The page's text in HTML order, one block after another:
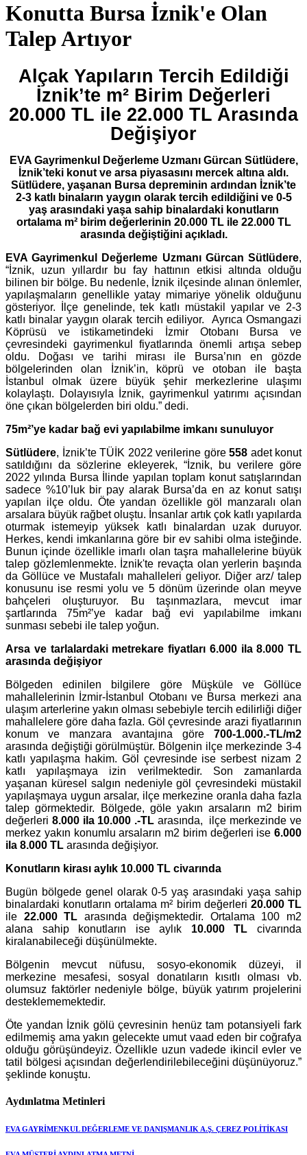
Konutta Bursa İznik'e Olan
Talep Artıyor
Alçak Yapıların Tercih Edildiği
İznik’te m² Birim Değerleri
20.000 TL ile 22.000 TL Arasında
Değişiyor
EVA Gayrimenkul
Değerleme Uzmanı Gürcan Sütlüdere,
İznik’teki konut ve arsa piyasasını mercek altına aldı.
Sütlüdere, yaşanan Bursa depreminin ardından İznik’te
2-3 katlı binaların yaygın olarak tercih edildiğini ve 0-5
yaş arasındaki yaşa sahip binalardaki konutların
ortalama m² birim değerlerinin 20.000 TL ile 22.000 TL
arasında değiştiğini açıkladı.
EVA Gayrimenkul
Değerleme Uzmanı Gürcan Sütlüdere,
“İznik, uzun yıllardır bu fay hattının etkisi altında olduğu
bilinen bir bölge. Bu nedenle, İznik ilçesinde alınan önlemler,
yapılaşmaların genellikle yatay mimariye yönelik olduğunu
gösteriyor. İlçe genelinde, tek katlı müstakil yapılar ve 2-3
katlı binalar yaygın olarak tercih ediliyor.
Ayrıca Osmangazi
Köprüsü ve istikametindeki İzmir Otobanı Bursa ve
çevresindeki gayrimenkul fiyatlarında önemli artışa sebep
oldu. Doğası ve tarihi mirası ile Bursa’nın en gözde
bölgelerinden olan İznik’in, köprü ve otoban ile başta
İstanbul olmak üzere büyük şehir merkezlerine ulaşımı
kolaylaştı. Dolayısıyla İznik, gayrimenkul yatırımı açısından
öne çıkan bölgelerden biri oldu.” dedi.
75m²’ye kadar bağ evi yapılabilme imkanı sunuluyor
Sütlüdere, İznik’te TÜİK 2022 verilerine göre 558 adet konut
satıldığını da sözlerine ekleyerek, “İznik, bu verilere göre
2022 yılında Bursa İlinde yapılan toplam konut satışlarından
sadece %10’luk bir pay alarak Bursa’da en az konut satışı
yapılan ilçe oldu. Öte yandan özellikle göl manzaralı olan
arsalara büyük rağbet oluştu. İnsanlar artık çok katlı yapılarda
oturmak istemeyip yüksek katlı binalardan uzak duruyor.
Herkes, kendi imkanlarına göre bir ev sahibi olma isteğinde.
Bunun içinde özellikle imarlı olan taşra mahallelerine büyük
talep gözlemlenmekte. İznik'te revaçta olan yerlerin başında
da Göllüce ve Mustafalı mahalleleri geliyor. Diğer arz/ talep
konusunu ise resmi yolu ve 5 dönüm üzerinde olan meyve
bahçeleri oluşturuyor. Bu taşınmazlara, mevcut imar
şartlarında 75m²’ye kadar bağ evi yapılabilme imkanı
sunması sebebi ile talep yoğun.
Arsa ve tarlalardaki metrekare fiyatları 6.000 ila 8.000 TL
arasında değişiyor
Bölgeden edinilen bilgilere göre Müşküle ve Göllüce
mahallelerinin İzmir-İstanbul Otobanı ve Bursa merkezi ana
ulaşım arterlerine yakın olması sebebiyle tercih edilirliği diğer
mahallelere göre daha fazla. Göl çevresinde arazi fiyatlarının
konum ve manzara avantajına göre 700-1.000.-TL/m2
arasında değiştiği görülmüştür. Bölgenin ilçe merkezinde 3-4
katlı yapılaşma hakim. Göl çevresinde ise serbest nizam 2
katlı yapılaşmaya izin verilmektedir. Son zamanlarda
yaşanan küresel salgın nedeniyle göl çevresindeki müstakil
yapılaşmaya uygun arsalar, ilçe merkezine oranla daha fazla
talep görmektedir. Bölgede, göle yakın arsaların m2 birim
değerleri 8.000 ila 10.000 .-TL arasında,
ilçe merkezinde ve
merkez yakın konumlu arsaların m2 birim değerleri ise 6.000
ila 8.000 TL arasında değişiyor.
Konutların kirası aylık 10.000 TL civarında
Bugün bölgede genel olarak 0-5 yaş arasındaki yaşa sahip
binalardaki konutların ortalama m² birim değerleri 20.000 TL
ile 22.000 TL arasında değişmektedir. Ortalama 100 m2
alana sahip konutların ise aylık 10.000 TL civarında
kiralanabileceği düşünülmekte.
Bölgenin mevcut nüfusu, sosyo-ekonomik düzeyi, il
merkezine mesafesi, sosyal donatıların kısıtlı olması vb.
olumsuz faktörler nedeniyle bölge, büyük yatırım projelerini
desteklememektedir.
Öte yandan İznik gölü çevresinin henüz tam potansiyeli fark
edilmemiş ama yakın gelecekte umut vaad eden bir coğrafya
olduğu görüşündeyiz. Özellikle uzun vadede ikincil evler ve
tatil bölgesi açısından değerlendirilebileceğini düşünüyoruz.”
şeklinde konuştu.
Aydınlatma Metinleri
EVA GAYRİMENKUL DEĞERLEME VE DANIŞMANLIK A.Ş. ÇEREZ POLİTİKASI